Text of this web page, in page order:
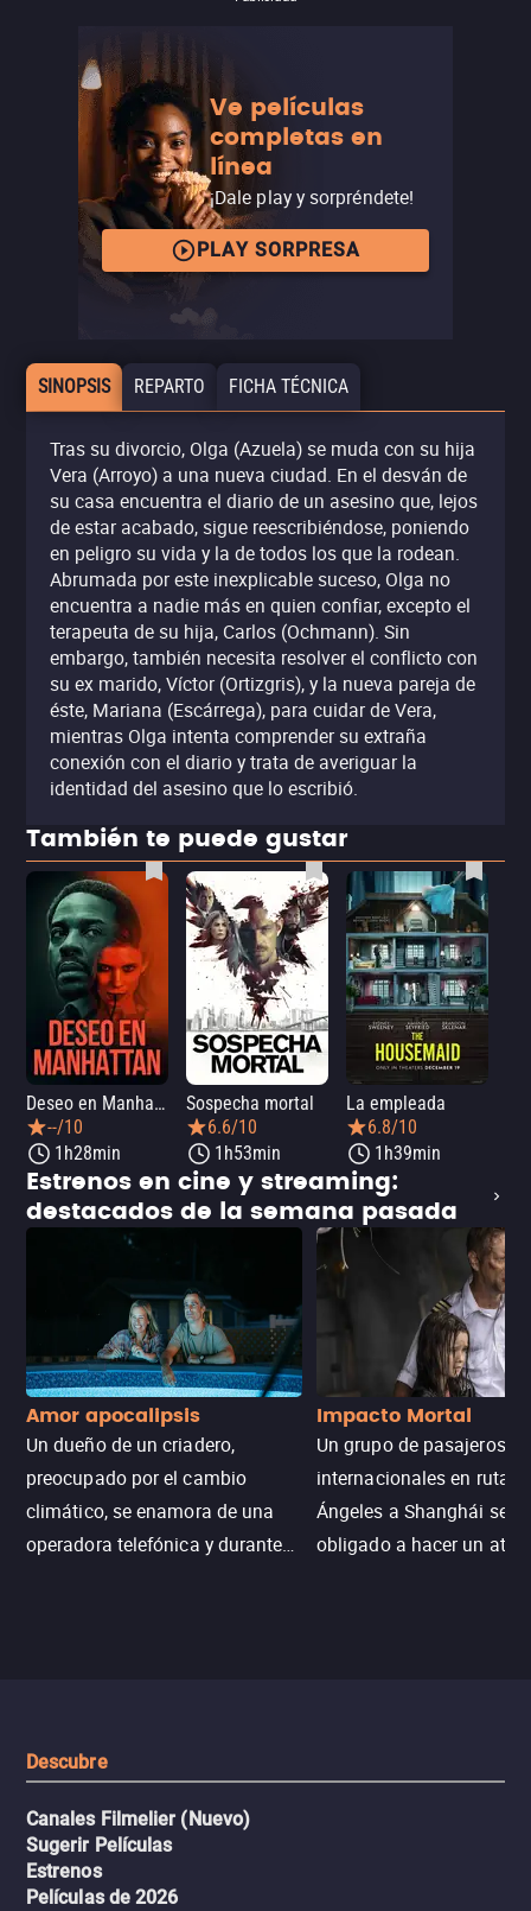
Ve películas
completas en
línea
¡Dale play y sorpréndete!
PLAY SORPRESA
SINOPSIS REPARTO FICHA TÉCNICA
Tras su divorcio, Olga (Azuela) se muda con su hija
Vera (Arroyo) a una nueva ciudad. En el desván de
su casa encuentra el diario de un asesino que, lejos
de estar acabado, sigue reescribiéndose, poniendo
en peligro su vida y la de todos los que la rodean.
Abrumada por este inexplicable suceso, Olga no
encuentra a nadie más en quien confiar, excepto el
terapeuta de su hija, Carlos (Ochmann). Sin
embargo, también necesita resolver el conflicto con
su ex marido, Víctor (Ortizgris), y la nueva pareja de
éste, Mariana (Escárrega), para cuidar de Vera,
mientras Olga intenta comprender su extraña
conexión con el diario y trata de averiguar la
identidad del asesino que lo escribió.
También te puede gustar
Deseo en Manhattan
--/10
1h28min
Sospecha mortal
6.6/10
1h53min
La empleada
6.8/10
1h39min
Estrenos en cine y streaming:
destacados de la semana pasada
Amor apocalipsis
Un dueño de un criadero,
preocupado por el cambio
climático, se enamora de una
operadora telefónica y durante
Impacto Mortal
Un grupo de pasajeros
internacionales en ruta
Ángeles a Shanghái se ve
obligado a hacer un
Descubre
Canales Filmelier (Nuevo)
Sugerir Películas
Estrenos
Películas de 2026